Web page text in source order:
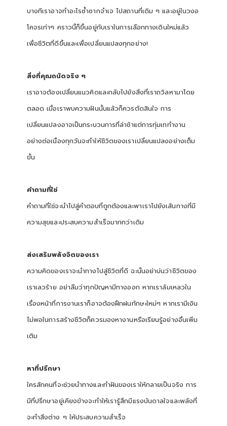
บางทีเราอาจทำอะไรซ้ำซากจำเจ ไปสถานที่เดิม ๆ และอยู่ในวงอ
โคจรเก่าๆ คราวนี้ก็ขึ้นอยู่กับเราในการเลือกทางเดินใหม่แล้ว
เพื่อชีวิตที่ดีขึ้นและเพื่อเปลี่ยนแปลงทุกอย่าง!
สิ่งที่คุณถนัดจริง ๆ
เราอาจต้องเปลี่ยนแนวคิดและกลับไปยังสิ่งที่เราถวิลหามาโดย
ตลอด เมื่อเราพบความฝันนั้นแล้วก็ควรตัดสินใจ การ
เปลี่ยนแปลงอาจเป็นกระบวนการที่ล่าช้าแต่การทุ่มเททำงาน
อย่างต่อเนื่องทุกวันจะทำให้ชีวิตของเราเปลี่ยนแปลงอย่างเต็ม
ขั้น
คำถามที่ใช่
คำถามที่ใช่จะนำไปสู่คำตอบที่ถูกต้องและพาเราไปยังเส้นทางที่มี
ความสุขและประสบความสำเร็จมากกว่าเดิม
ส่งเสริมพลังจิตของเรา
ความคิดของเราจะนำทางไปสู่ชีวิตที่ดี ฉะนั้นอย่าบ่นว่าชีวิตของ
เราเลวร้าย อย่าลืมว่าทุกปัญหามีทางออก หากเราล้มเหลวใน
เรื่องหน้าที่การงานเราก็อาจต้องฝึกฝนทักษะใหม่ๆ หากเรามีเงิน
ไม่พอในการสร้างชีวิตก็ควรมองหางานหรือเรียนรู้อย่างอื่นเพิ่ม
เติม
หาที่ปรึกษา
ใครสักคนที่จะช่วยนำทางและทำฝันของเราให้กลายเป็นจริง การ
มีที่ปรึกษาอยู่เคียงข้างจะทำให้เรารู้สึกมีแรงบันดาลใจและพลังที่
จะทำสิ่งต่าง ๆ ให้ประสบความสำเร็จ